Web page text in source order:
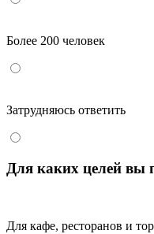
Более 200 человек
Затрудняюсь ответить
Для каких целей вы
Для кафе, ресторанов и